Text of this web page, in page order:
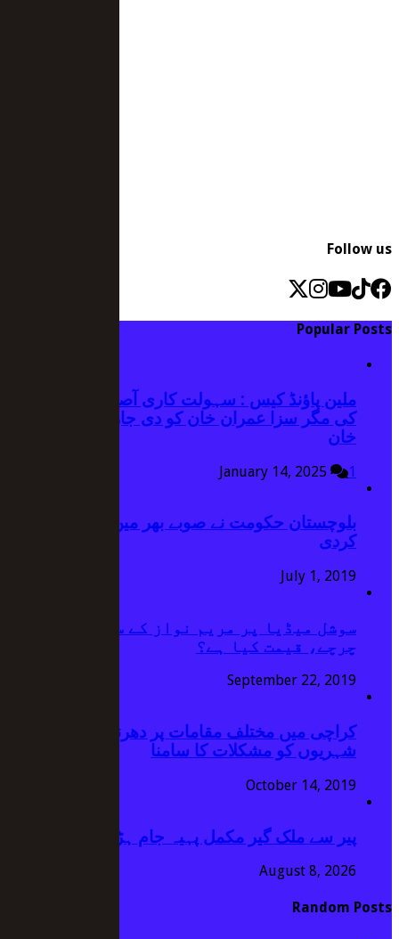
Follow us
Popular Posts
ملین پاؤنڈ کیس : سہولت کاری آصف زرداری نے
کی مگر سزا عمران خان کو دی جارہی ہے، علیمہ
خان
January 14, 2025 1
کردی
July 1, 2019
سوشل میڈیا پر مریم نواز کے سنہری سوٹ کے
چرچے، قیمت کیا ہے؟
September 22, 2019
کراچی میں مختلف مقامات پر دھرنے جاری،
شہریوں کو مشکلات کا سامنا
October 14, 2019
پیر سے ملک گیر مکمل پہیہ جام ہڑتال کا اعلان
August 8, 2026
Random Posts